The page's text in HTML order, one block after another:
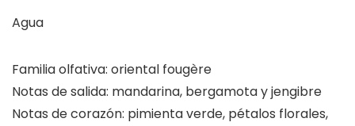
Agua
Familia olfativa: oriental fougère
Notas de salida: mandarina, bergamota y jengibre
Notas de corazón: pimienta verde, pétalos florales,